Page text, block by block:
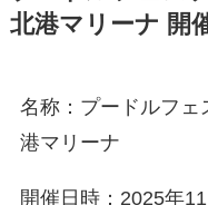
北港マリーナ 開
名称：プードルフェ
港マリーナ
開催日時：2025年